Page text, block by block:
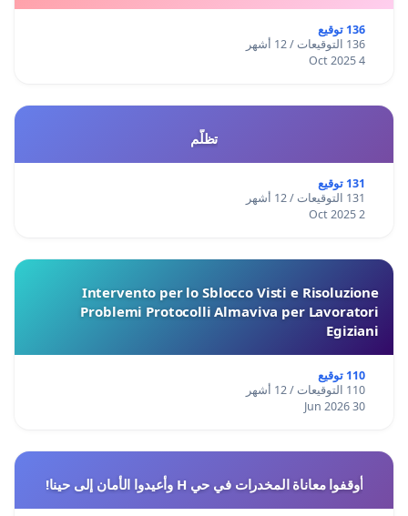
136 توقيع
136 التوقيعات / 12 أشهر
4 Oct 2025
تظلّم
131 توقيع
131 التوقيعات / 12 أشهر
2 Oct 2025
Intervento per lo Sblocco Visti e Risoluzione
Problemi Protocolli Almaviva per Lavoratori
Egiziani
110 توقيع
110 التوقيعات / 12 أشهر
30 Jun 2026
أوقفوا معاناة المخدرات في حي H وأعيدوا الأمان إلى حينا!